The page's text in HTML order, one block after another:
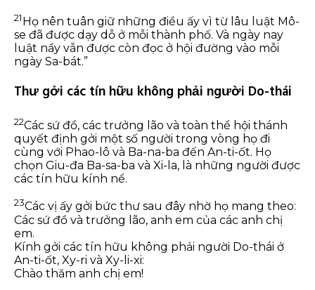
21 Họ nên tuân giữ những điều ấy vì từ lâu luật Mô-
se đã được dạy dỗ ở mỗi thành phố. Và ngày nay
luật nầy vẫn được còn đọc ở hội đường vào mỗi
ngày Sa-bát.”
Thư gởi các tín hữu không phải người Do-thái
22Các sứ đồ, các trưởng lão và toàn thể hội thánh
quyết định gởi một số người trong vòng họ đi
cùng với Phao-lô và Ba-na-ba đến An-ti-ốt. Họ
chọn Giu-đa Ba-sa-ba và Xi-la, là những người được
các tín hữu kính nể.
23Các vị ấy gởi bức thư sau đây nhờ họ mang theo:
Các sứ đồ và trưởng lão, anh em của các anh chị
em.
Kính gởi các tín hữu không phải người Do-thái ở
An-ti-ốt, Xy-ri và Xy-li-xi:
Chào thăm anh chị em!